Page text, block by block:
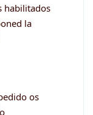
habilitados
la
os